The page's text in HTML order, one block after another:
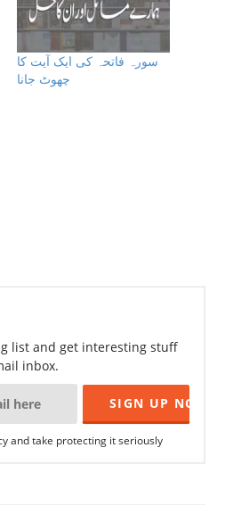
سورہ فاتحہ کی ایک آیت کا
چھوٹ جانا
list and get interesting stuff
inbox.
and take protecting it seriously